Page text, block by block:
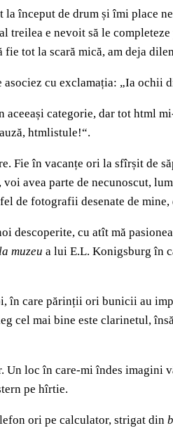
început de drum și îmi place
e nevoit să le
tot la scară mică, am deja
cu exclamația: „Ia ochii
categorie, dar tot html
htmlistule!“.
Fie în vacanțe ori la sfîrșit de
avea parte de necunoscut,
de fotografii desenate de mine,
descoperite, cu atît mă
muzeu a lui E.L. Konigsburg în
care părinții ori bunicii au
cel mai bine este clarinetul,
loc în care-mi îndes imagini
pe hîrtie.
ori pe calculator, strigat din